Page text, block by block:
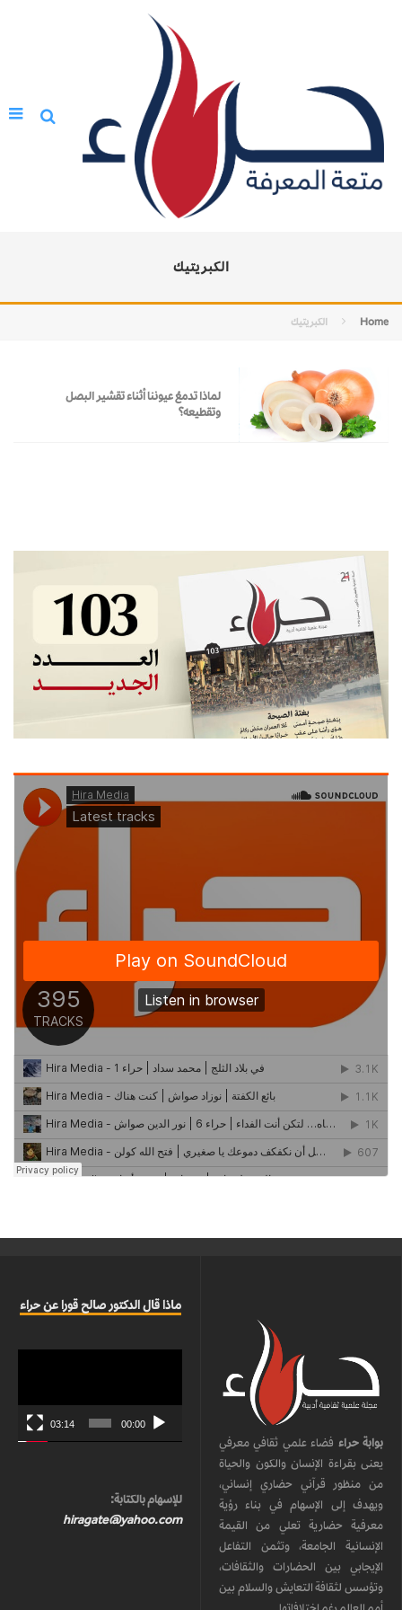
الكبريتيك
Home الكبريتيك
لماذا تدمعُ عيوننا أثناء تقشير البصل
وتقطيعه؟
بوابة حراء فضاء علمي ثقافي معرفي
يعنى بقراءة الإنسان والكون والحياة
من منظور قرآني حضاري إنساني،
ويهدف إلى الإسهام في بناء رؤية
معرفية حضارية تعلي من القيمة
الإنسانية الجامعة، وتثمن التفاعل
الإيجابي بين الحضارات والثقافات،
وتؤسس لثقافة التعايش والسلام بين
ماذا قال الدكتور صالح قورا عن حراء
00:00
03:14
للإسهام بالكتابة:
hiragate@yahoo.com